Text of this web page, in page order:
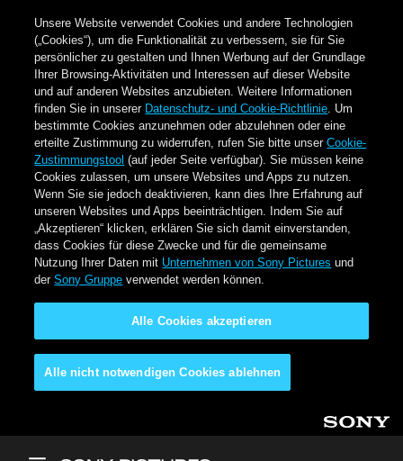
Unsere Website verwendet Cookies und andere Technologien
(„Cookies“), um die Funktionalität zu verbessern, sie für Sie
persönlicher zu gestalten und Ihnen Werbung auf der Grundlage
Ihrer Browsing-Aktivitäten und Interessen auf dieser Website
und auf anderen Websites anzubieten. Weitere Informationen
finden Sie in unserer Datenschutz- und Cookie-Richtlinie. Um
bestimmte Cookies anzunehmen oder abzulehnen oder eine
erteilte Zustimmung zu widerrufen, rufen Sie bitte unserCookie-
Zustimmungstool (auf jeder Seite verfügbar). Sie müssen keine
Cookies zulassen, um unsere Websites und Apps zu nutzen.
Wenn Sie sie jedoch deaktivieren, kann dies Ihre Erfahrung auf
unseren Websites und Apps beeinträchtigen. Indem Sie auf
„Akzeptieren“ klicken, erklären Sie sich damit einverstanden,
dass Cookies für diese Zwecke und für die gemeinsame
Nutzung Ihrer Daten mit Unternehmen von Sony Pictures und
derSony Gruppe verwendet werden können.
Alle nicht notwendigen Cookies ablehnen
Alle Cookies akzeptieren